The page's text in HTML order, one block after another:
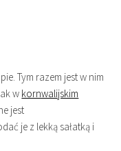
Tym razem jest w nim
w kornwalijskim
jest
je z lekką sałatką i